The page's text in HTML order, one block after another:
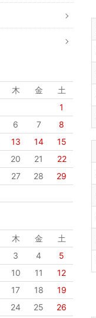
木 金
土
1
6 7
8
13 14
15
20 21
22
27 28
29
木 金
土
3 4
5
10 11
12
17 18
19
24 25
26